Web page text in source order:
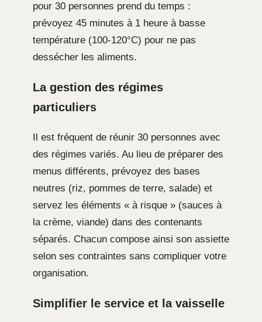
pour 30 personnes prend du temps :
prévoyez 45 minutes à 1 heure à basse
température (100-120°C) pour ne pas
dessécher les aliments.
La gestion des régimes
particuliers
Il est fréquent de réunir 30 personnes avec
des régimes variés. Au lieu de préparer des
menus différents, prévoyez des bases
neutres (riz, pommes de terre, salade) et
servez les éléments « à risque » (sauces à
la crème, viande) dans des contenants
séparés. Chacun compose ainsi son assiette
selon ses contraintes sans compliquer votre
organisation.
Simplifier le service et la vaisselle